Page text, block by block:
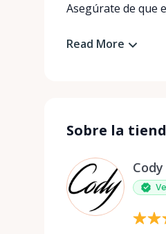
Asegúrate de que
Read More
Sobre la